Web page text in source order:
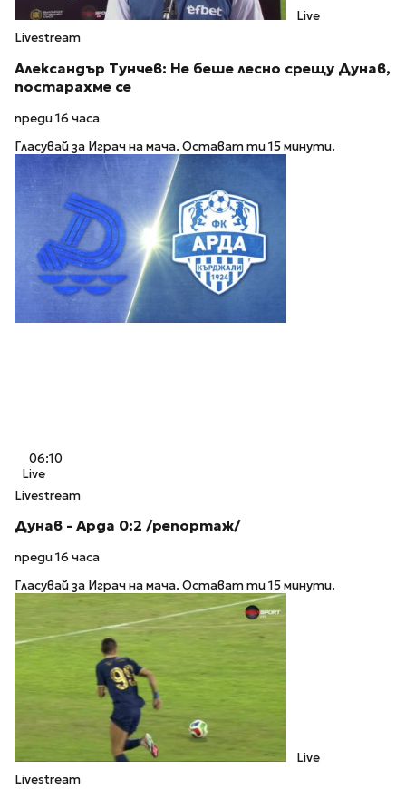
Live
Livestream
Александър Тунчев: Не беше лесно срещу Дунав,
постарахме се
преди 16 часа
Гласувай за Играч на мача. Остават ти 15 минути.
06:10
Live
Livestream
Дунав - Арда 0:2 /репортаж/
преди 16 часа
Гласувай за Играч на мача. Остават ти 15 минути.
Live
Livestream